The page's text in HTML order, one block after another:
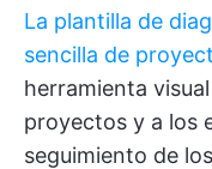
La plantilla de
sencilla de
herramienta
proyectos y a los
seguimiento de